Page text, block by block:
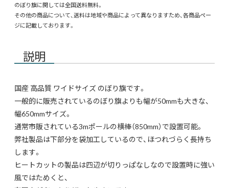
のぼり旗に関しては全国送料無料。
その他の商品について、送料は地域や商品によって異なりますため、各商品ペー
ジに記載しております。
説明
国産 高品質 ワイドサイズ のぼり旗です。
一般的に販売されているのぼり旗よりも幅が50mmも大きな、
幅650mmサイズ。
通常市販されている3mポールの横棒（850mm）で設置可能。
弊社製品は下部分を袋加工しているので、ほつれづらく長持ち
します。
ヒートカットの製品は四辺が切りっぱなしなので設置時に強い
風ではためくと、